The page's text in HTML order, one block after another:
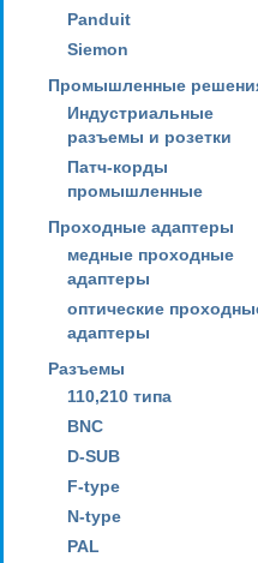
Panduit
Siemon
Промышленные
Индустриальные
разъемы и розетки
Патч-корды
промышленные
Проходные адаптеры
медные проходные
адаптеры
оптические
адаптеры
Разъемы
110,210 типа
BNC
D-SUB
F-type
N-type
PAL